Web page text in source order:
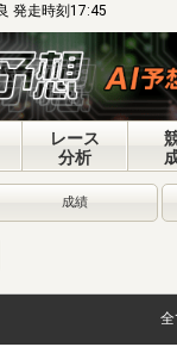
発走時刻17:45
レース
分析
成績